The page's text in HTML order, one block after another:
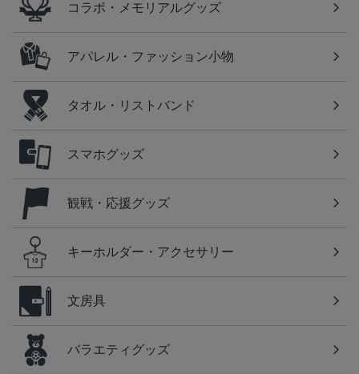
コラボ・メモリアルグッズ
アパレル・ファッション小物
タオル・リストバンド
スマホグッズ
観戦・応援グッズ
キーホルダー・アクセサリー
文房具
バラエティグッズ